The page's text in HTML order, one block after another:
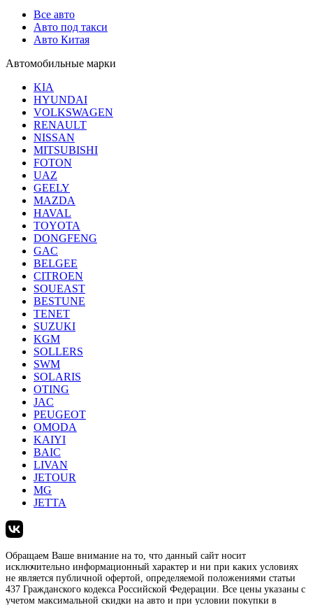
Все авто
Авто под такси
Авто Китая
Автомобильные марки
KIA
HYUNDAI
VOLKSWAGEN
RENAULT
NISSAN
MITSUBISHI
FOTON
UAZ
GEELY
MAZDA
HAVAL
TOYOTA
DONGFENG
GAC
BELGEE
CITROEN
SOUEAST
BESTUNE
TENET
SUZUKI
KGM
SOLLERS
SWM
SOLARIS
OTING
JAC
PEUGEOT
OMODA
KAIYI
BAIC
LIVAN
JETOUR
MG
JETTA
Обращаем Ваше внимание на то, что данный сайт носит
исключительно информационный характер и ни при каких условиях
не является публичной офертой, определяемой положениями статьи
437 Гражданского кодекса Российской Федерации. Все цены указаны с
учетом максимальной скидки на авто и при условии покупки в